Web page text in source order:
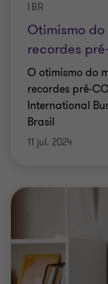
Otimismo
recordes
IBR
O otimismo do
recordes pré-
International
Brasil
11 jul. 2024